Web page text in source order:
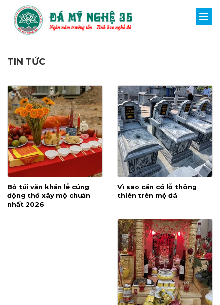
TIN TỨC
Bỏ túi văn khấn lễ cúng
động thổ xây mộ chuẩn
nhất 2026
Vì sao cần có lỗ thông
thiên trên mộ đá